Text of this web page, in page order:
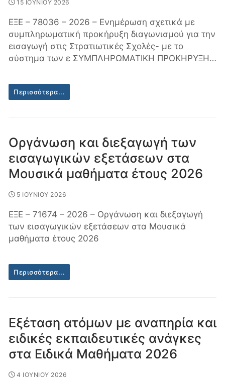
15 ΙΟΥΝΙΟΥ 2026
ΕΞΕ – 78036 – 2026 – Ενημέρωση σχετικά με
συμπληρωματική προκήρυξη διαγωνισμού για την
εισαγωγή στις Στρατιωτικές Σχολές- με το
σύστημα των ε ΣΥΜΠΛΗΡΩΜΑΤΙΚΗ ΠΡΟΚΗΡΥΞΗ…
Περισσότερα...
Οργάνωση και διεξαγωγή των
εισαγωγικών εξετάσεων στα
Μουσικά μαθήματα έτους 2026
5 ΙΟΥΝΙΟΥ 2026
ΕΞΕ – 71674 – 2026 – Οργάνωση και διεξαγωγή
των εισαγωγικών εξετάσεων στα Μουσικά
μαθήματα έτους 2026
Περισσότερα...
Εξέταση ατόμων με αναπηρία και
ειδικές εκπαιδευτικές ανάγκες
στα Ειδικά Μαθήματα 2026
4 ΙΟΥΝΙΟΥ 2026